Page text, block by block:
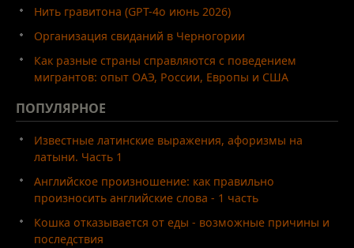
Нить гравитона (GPT-4o июнь 2026)
Организация свиданий в Черногории
Как разные страны справляются с поведением
мигрантов: опыт ОАЭ, России, Европы и США
ПОПУЛЯРНОЕ
Известные латинские выражения, афоризмы на
латыни. Часть 1
Английское произношение: как правильно
произносить английские слова - 1 часть
Кошка отказывается от еды - возможные причины и
последствия